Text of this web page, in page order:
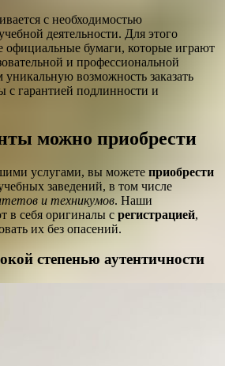
с необходимостью
деятельности. Для этого
официальные бумаги, которые играют
и профессиональной
возможность заказать
с гарантией подлинности и
можно приобрести
услугами, вы можете приобрести
заведений, в том числе
и техникумов. Наши
в себя оригиналы с регистрацией,
их без опасений.
степенью аутентичности